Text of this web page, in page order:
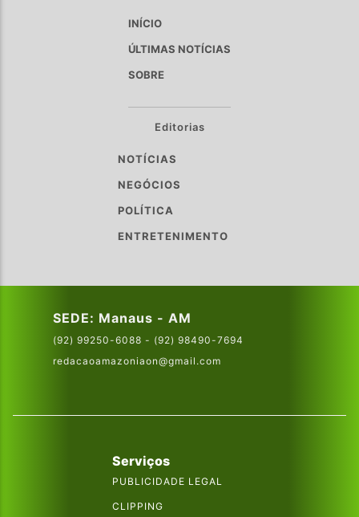
INÍCIO
ÚLTIMAS NOTÍCIAS
SOBRE
Editorias
NOTÍCIAS
NEGÓCIOS
POLÍTICA
ENTRETENIMENTO
SEDE: Manaus - AM
(92) 99250-6088 - (92) 98490-7694
redacaoamazoniaon@gmail.com
Serviços
PUBLICIDADE LEGAL
CLIPPING